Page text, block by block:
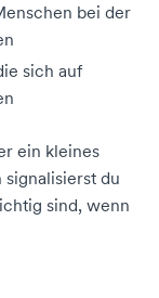
bei der
sich auf
ein kleines
du
sind, wenn